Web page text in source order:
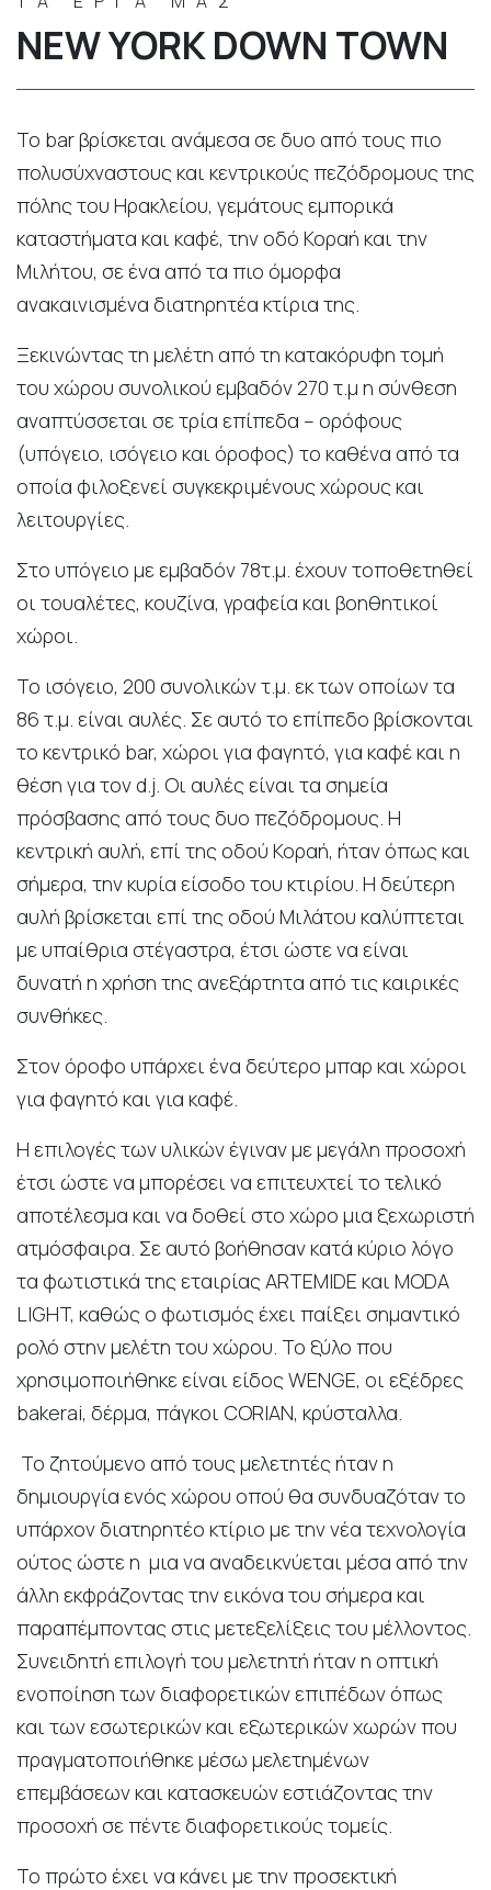
NEW YORK DOWN TOWN
Το bar βρίσκεται ανάμεσα σε δυο από τους πιο
πολυσύχναστους και κεντρικούς πεζόδρομους της
πόλης του Ηρακλείου, γεμάτους εμπορικά
καταστήματα και καφέ, την οδό Κοραή και την
Μιλήτου, σε ένα από τα πιο όμορφα
ανακαινισμένα διατηρητέα κτίρια της.
Ξεκινώντας τη μελέτη από τη κατακόρυφη τομή
του χώρου συνολικού εμβαδόν 270 τ.μ η σύνθεση
αναπτύσσεται σε τρία επίπεδα – ορόφους
(υπόγειο, ισόγειο και όροφος) το καθένα από τα
οποία φιλοξενεί συγκεκριμένους χώρους και
λειτουργίες.
Στο υπόγειο με εμβαδόν 78τ.μ. έχουν τοποθετηθεί
οι τουαλέτες, κουζίνα, γραφεία και βοηθητικοί
χώροι.
Το ισόγειο, 200 συνολικών τ.μ. εκ των οποίων τα
86 τ.μ. είναι αυλές. Σε αυτό το επίπεδο βρίσκονται
το κεντρικό bar, χώροι για φαγητό, για καφέ και η
θέση για τον d.j. Οι αυλές είναι τα σημεία
πρόσβασης από τους δυο πεζόδρομους. Η
κεντρική αυλή, επί της οδού Κοραή, ήταν όπως και
σήμερα, την κυρία είσοδο του κτιρίου. Η δεύτερη
αυλή βρίσκεται επί της οδού Μιλάτου καλύπτεται
με υπαίθρια στέγαστρα, έτσι ώστε να είναι
δυνατή η χρήση της ανεξάρτητα από τις καιρικές
συνθήκες.
Στον όροφο υπάρχει ένα δεύτερο μπαρ και χώροι
για φαγητό και για καφέ.
Η επιλογές των υλικών έγιναν με μεγάλη προσοχή
έτσι ώστε να μπορέσει να επιτευχτεί το τελικό
αποτέλεσμα και να δοθεί στο χώρο μια ξεχωριστή
ατμόσφαιρα. Σε αυτό βοήθησαν κατά κύριο λόγο
τα φωτιστικά της εταιρίας ARTEMIDE και MODA
LIGHT, καθώς ο φωτισμός έχει παίξει σημαντικό
ρολό στην μελέτη του χώρου. Το ξύλο που
χρησιμοποιήθηκε είναι είδος WENGE, οι εξέδρες
bakerai, δέρμα, πάγκοι CORIAN, κρύσταλλα.
Το ζητούμενο από τους μελετητές ήταν η
δημιουργία ενός χώρου οπού θα συνδυαζόταν το
υπάρχον διατηρητέο κτίριο με την νέα τεχνολογία
ούτος ώστε η μια να αναδεικνύεται μέσα από την
άλλη εκφράζοντας την εικόνα του σήμερα και
παραπέμποντας στις μετεξελίξεις του μέλλοντος.
Συνειδητή επιλογή του μελετητή ήταν η οπτική
ενοποίηση των διαφορετικών επιπέδων όπως
και των εσωτερικών και εξωτερικών χωρών που
πραγματοποιήθηκε μέσω μελετημένων
επεμβάσεων και κατασκευών εστιάζοντας την
προσοχή σε πέντε διαφορετικούς τομείς.
Το πρώτο έχει να κάνει με την προσεκτική